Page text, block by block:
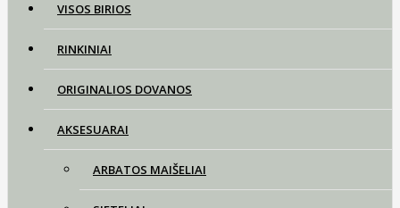
VISOS BIRIOS
RINKINIAI
ORIGINALIOS DOVANOS
AKSESUARAI
ARBATOS MAIŠELIAI